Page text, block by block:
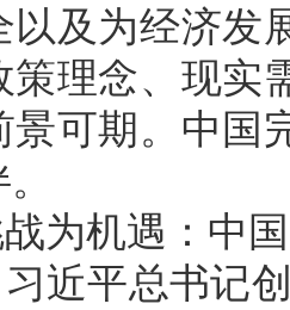
以及为经济发
策理念、现实
景可期。中国
为机遇：中
习近平总书记